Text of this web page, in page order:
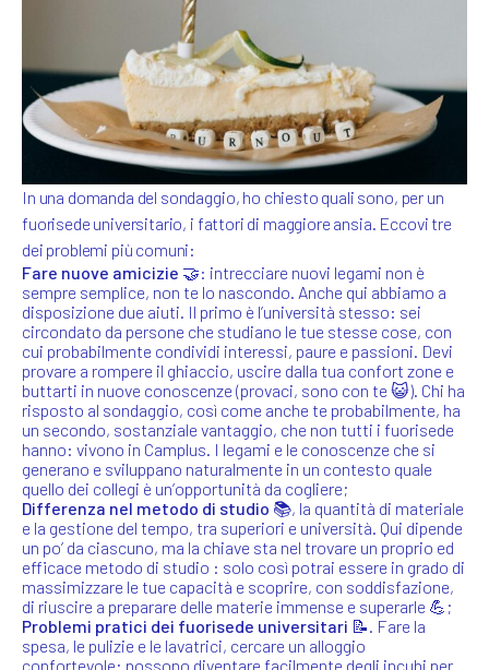
In una domanda del sondaggio, ho chiesto quali sono, per un
fuorisede universitario, i fattori di maggiore ansia. Eccovi tre
dei problemi più comuni:
Fare nuove amicizie 🤝: intrecciare nuovi legami non è
sempre semplice, non te lo nascondo. Anche qui abbiamo a
disposizione due aiuti. Il primo è l’università stesso: sei
circondato da persone che studiano le tue stesse cose, con
cui probabilmente condividi interessi, paure e passioni. Devi
provare a rompere il ghiaccio, uscire dalla tua confort zone e
buttarti in nuove conoscenze (provaci, sono con te 😺). Chi ha
risposto al sondaggio, così come anche te probabilmente, ha
un secondo, sostanziale vantaggio, che non tutti i fuorisede
hanno: vivono in Camplus. I legami e le conoscenze che si
generano e sviluppano naturalmente in un contesto quale
quello dei collegi è un’opportunità da cogliere;
Differenza nel metodo di studio 📚, la quantità di materiale
e la gestione del tempo, tra superiori e università. Qui dipende
un po’ da ciascuno, ma la chiave sta nel trovare un proprio ed
efficace metodo di studio : solo così potrai essere in grado di
massimizzare le tue capacità e scoprire, con soddisfazione,
di riuscire a preparare delle materie immense e superarle 💪;
Problemi pratici dei fuorisede universitari 📝. Fare la
spesa, le pulizie e le lavatrici, cercare un alloggio
confortevole: possono diventare facilmente degli incubi per